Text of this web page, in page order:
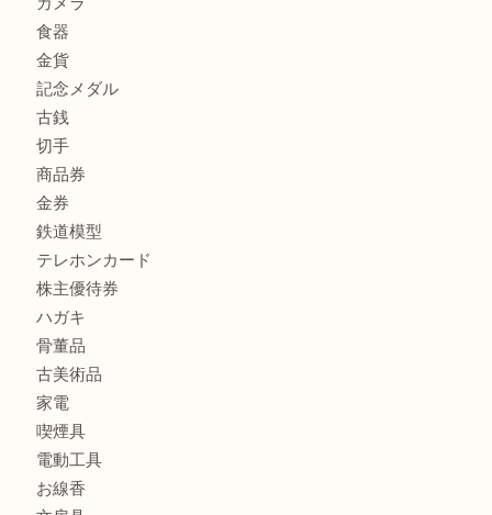
FENDI
フィギュア
全て
貴金属
宝石
金製品
銀製品
財布
バッグ
ブランド
時計
カメラ
食器
金貨
記念メダル